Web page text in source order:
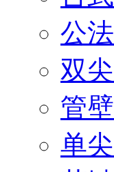
公
双
管
单